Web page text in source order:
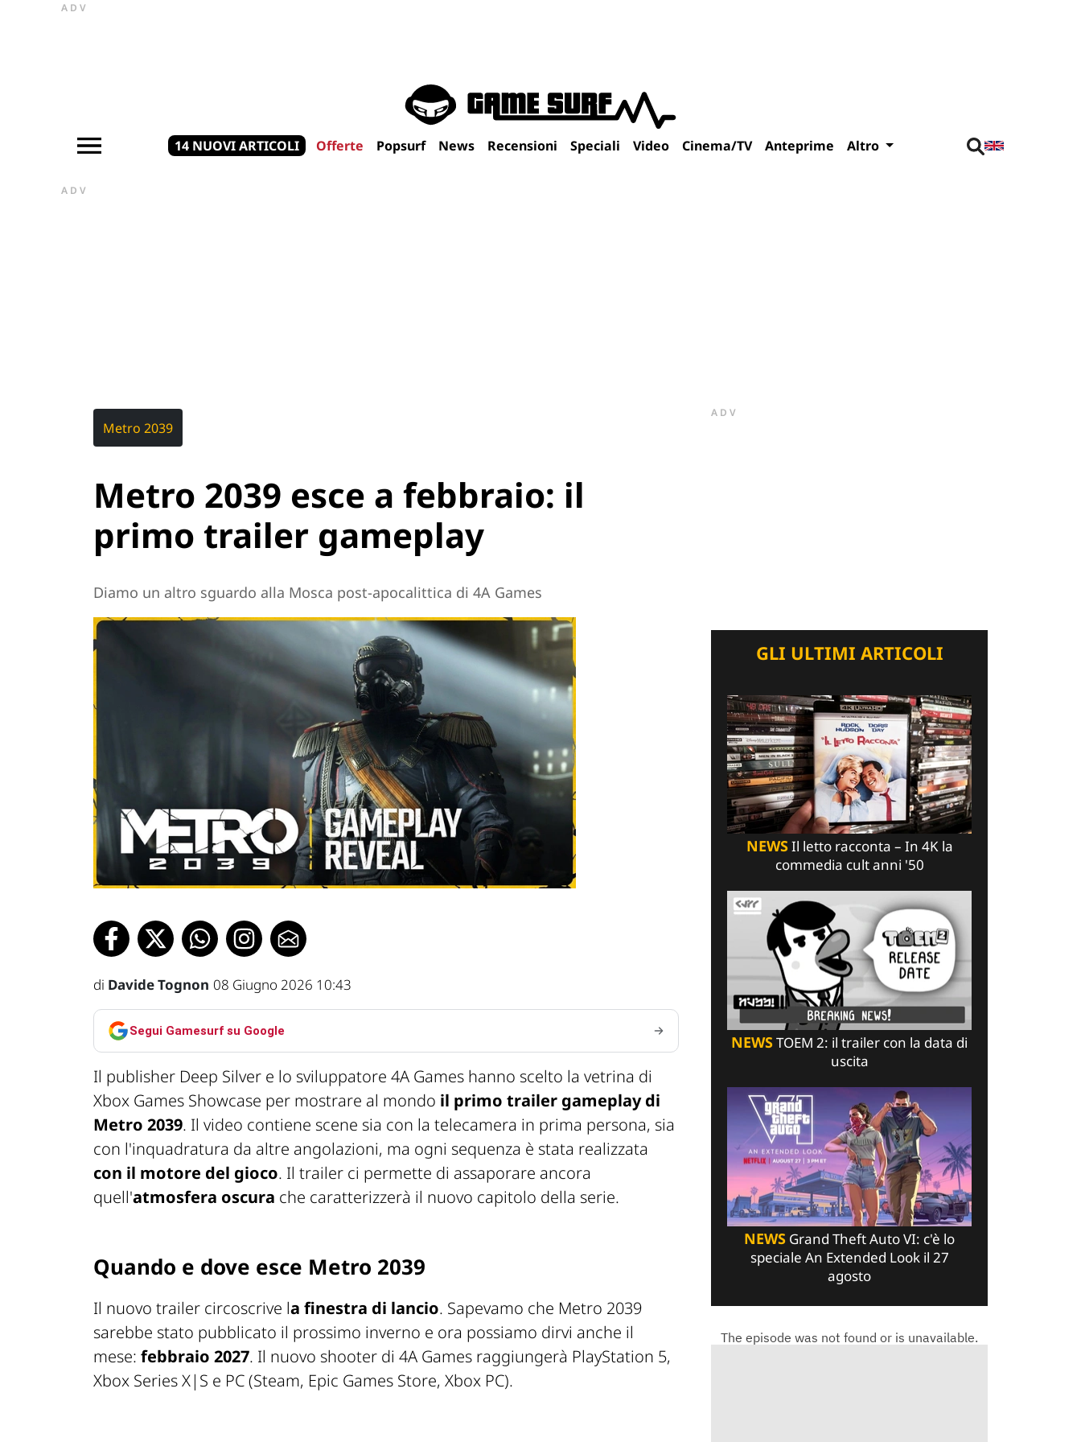
ADV
14 NUOVI ARTICOLI Offerte Popsurf News Recensioni Speciali Video Cinema/TV Anteprime Altro
ADV
Metro 2039
Metro 2039 esce a febbraio: il
primo trailer gameplay
Diamo un altro sguardo alla Mosca post-apocalittica di 4A Games
di Davide Tognon 08 Giugno 2026 10:43
Segui Gamesurf su Google
Il publisher Deep Silver e lo sviluppatore 4A Games hanno scelto la vetrina di
Xbox Games Showcase per mostrare al mondo il primo trailer gameplay di
Metro 2039. Il video contiene scene sia con la telecamera in prima persona, sia
con l'inquadratura da altre angolazioni, ma ogni sequenza è stata realizzata
con il motore del gioco. Il trailer ci permette di assaporare ancora
quell'atmosfera oscura che caratterizzerà il nuovo capitolo della serie.
Quando e dove esce Metro 2039
Il nuovo trailer circoscrive la finestra di lancio. Sapevamo che Metro 2039
sarebbe stato pubblicato il prossimo inverno e ora possiamo dirvi anche il
mese: febbraio 2027. Il nuovo shooter di 4A Games raggiungerà PlayStation 5,
Xbox Series X|S e PC (Steam, Epic Games Store, Xbox PC).
ADV
GLI ULTIMI ARTICOLI
NEWSIl letto racconta – In 4K la
commedia cult anni '50
NEWSTOEM 2: il trailer con la data di
uscita
NEWS Grand Theft Auto VI: c'è lo
speciale An Extended Look il 27
agosto